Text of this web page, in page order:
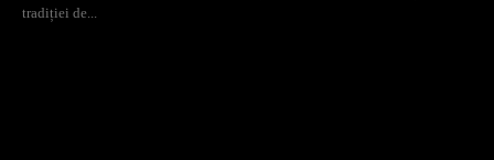
tradiției de...